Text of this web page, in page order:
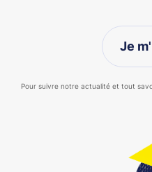
Je
Pour suivre notre actualité et tout